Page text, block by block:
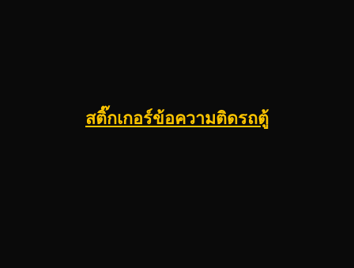
สติ๊กเกอร์ข้อความติดรถตู้